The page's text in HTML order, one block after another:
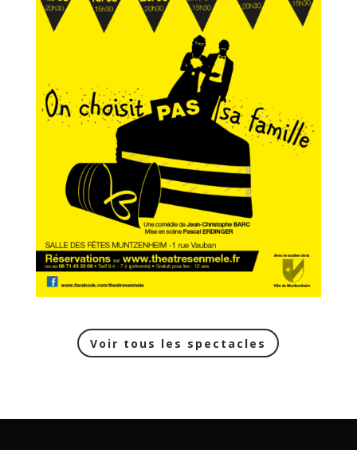
Voir tous les spectacles